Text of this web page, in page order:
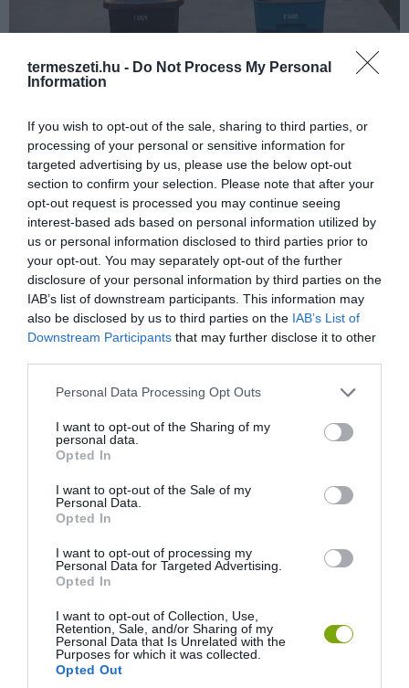
termeszeti.hu - Do Not Process My Personal
Information
If you wish to opt-out of the sale, sharing to third parties, or
processing of your personal or sensitive information for
targeted advertising by us, please use the below opt-out
section to confirm your selection. Please note that after your
opt-out request is processed you may continue seeing
interest-based ads based on personal information utilized by
us or personal information disclosed to third parties prior to
your opt-out. You may separately opt-out of the further
disclosure of your personal information by third parties on the
IAB’s list of downstream participants. This information may
also be disclosed by us to third parties on the IAB’s List of
Downstream Participants that may further disclose it to other
Please note that this website/app uses one or more Google
not limited to your visit or usage behaviour. You may click to
grant or deny consent to Google and its third-party tags to
use your data for below specified purposes in below Google
consent section.
Personal Data Processing Opt Outs
I want to opt-out of the Sharing of my
personal data.
Opted In
I want to opt-out of the Sale of my
Personal Data.
Opted In
I want to opt-out of processing my
Personal Data for Targeted Advertising.
Opted In
I want to opt-out of Collection, Use,
Retention, Sale, and/or Sharing of my
Personal Data that Is Unrelated with the
Purposes for which it was collected.
Opted Out
Fotó: instagram
10. A ninja levelek márpedig léteznek